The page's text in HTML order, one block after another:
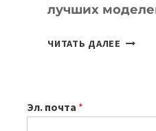
лучших
ЧИТАТЬ ДАЛЕЕ КАКОЙ
Эл. почта *